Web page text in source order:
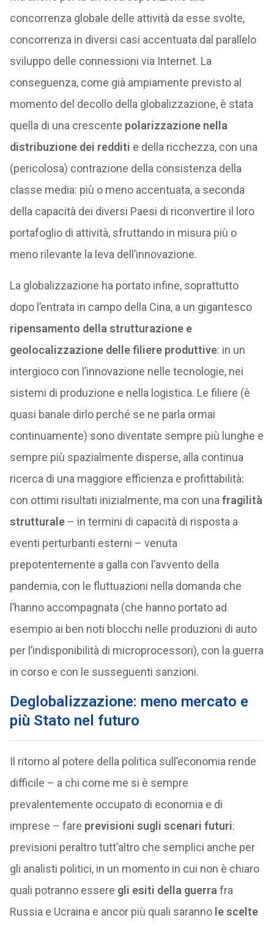
concorrenza globale delle attività da esse svolte,
concorrenza in diversi casi accentuata dal parallelo
sviluppo delle connessioni via Internet. La
conseguenza, come già ampiamente previsto al
momento del decollo della globalizzazione, è stata
quella di una crescente polarizzazione nella
distribuzione dei redditi e della ricchezza, con una
(pericolosa) contrazione della consistenza della
classe media: più o meno accentuata, a seconda
della capacità dei diversi Paesi di riconvertire il loro
portafoglio di attività, sfruttando in misura più o
meno rilevante la leva dell’innovazione.
La globalizzazione ha portato infine, soprattutto
dopo l’entrata in campo della Cina, a un gigantesco
ripensamento della strutturazione e
geolocalizzazione delle filiere produttive: in un
intergioco con l’innovazione nelle tecnologie, nei
sistemi di produzione e nella logistica. Le filiere (è
quasi banale dirlo perché se ne parla ormai
continuamente) sono diventate sempre più lunghe e
sempre più spazialmente disperse, alla continua
ricerca di una maggiore efficienza e profittabilità:
con ottimi risultati inizialmente, ma con una fragilità
strutturale– in termini di capacità di risposta a
eventi perturbanti esterni – venuta
prepotentemente a galla con l’avvento della
pandemia, con le fluttuazioni nella domanda che
l’hanno accompagnata (che hanno portato ad
esempio ai ben noti blocchi nelle produzioni di auto
per l’indisponibilità di microprocessori), con la guerra
in corso e con le susseguenti sanzioni.
Deglobalizzazione: meno mercato e
più Stato nel futuro
Il ritorno al potere della politica sull’economia rende
difficile – a chi come me si è sempre
prevalentemente occupato di economia e di
imprese – fare previsioni sugli scenari futuri:
previsioni peraltro tutt’altro che semplici anche per
gli analisti politici, in un momento in cui non è chiaro
quali potranno essere gli esiti della guerra fra
Russia e Ucraina e ancor più quali saranno le scelte